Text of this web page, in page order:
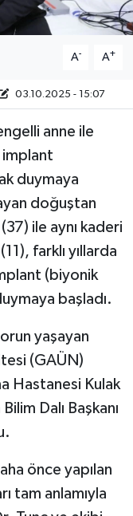
A- A+
03.10.2025 - 15:07
anne ile
implant
duymaya
doğuştan
ile aynı kaderi
farklı yıllarda
(biyonik
başladı.
yaşayan
(GAÜN)
Hastanesi Kulak
Dalı Başkanı
önce yapılan
tam anlamıyla